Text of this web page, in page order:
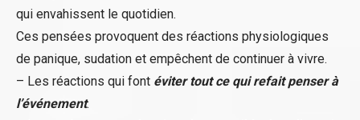
qui envahissent le quotidien.
Ces pensées provoquent des réactions physiologiques
de panique, sudation et empêchent de continuer à vivre.
– Les réactions qui font éviter tout ce qui refait penser à
l’événement.